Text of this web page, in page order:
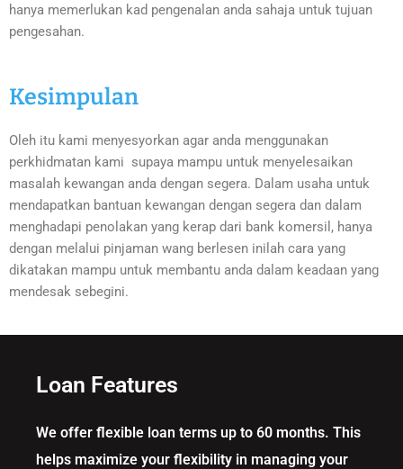
hanya memerlukan kad pengenalan anda sahaja untuk tujuan
pengesahan.
Kesimpulan
Oleh itu kami menyesyorkan agar anda menggunakan
perkhidmatan kami supaya mampu untuk menyelesaikan
masalah kewangan anda dengan segera. Dalam usaha untuk
mendapatkan bantuan kewangan dengan segera dan dalam
menghadapi penolakan yang kerap dari bank komersil, hanya
dengan melalui pinjaman wang berlesen inilah cara yang
dikatakan mampu untuk membantu anda dalam keadaan yang
mendesak sebegini.
Loan Features
We offer flexible loan terms up to 60 months. This
helps maximize your flexibility in managing your